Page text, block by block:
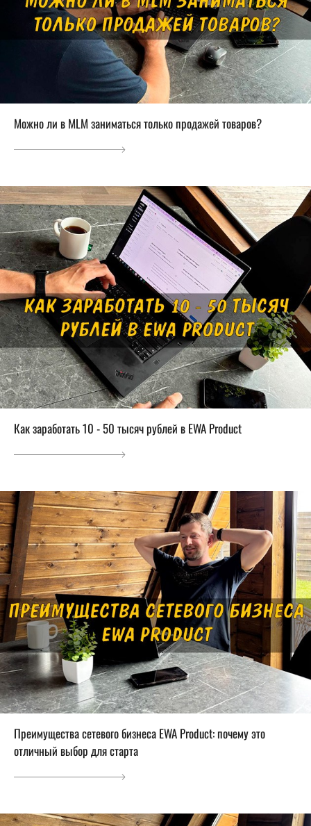
Можно ли в MLM заниматься только продажей товаров?
Как заработать 10 - 50 тысяч рублей в EWA Product
Преимущества сетевого бизнеса EWA Product: почему это
отличный выбор для старта